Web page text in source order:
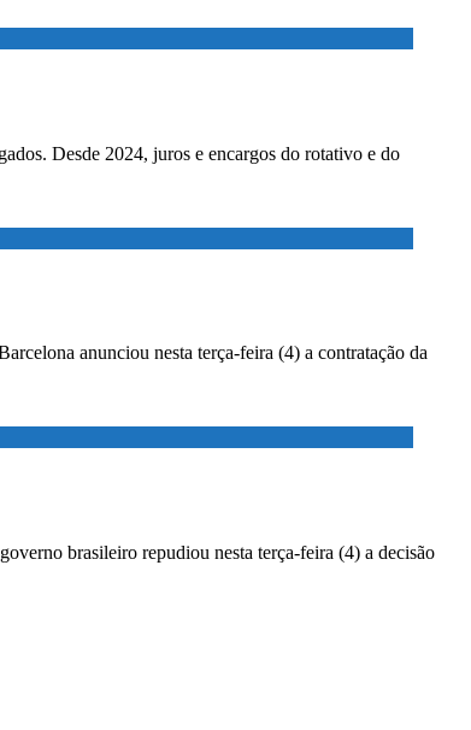
Desde 2024, juros e encargos do rotativo e do
anunciou nesta terça-feira (4) a contratação da
brasileiro repudiou nesta terça-feira (4) a decisão